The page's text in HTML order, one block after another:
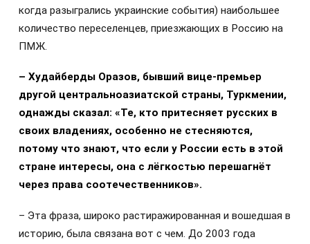
когда разыгрались украинские события) наибольшее
количество переселенцев, приезжающих в Россию на
ПМЖ.
– Худайберды Оразов, бывший вице-премьер
другой центральноазиатской страны, Туркмении,
однажды сказал: «Те, кто притесняет русских в
своих владениях, особенно не стесняются,
потому что знают, что если у России есть в этой
стране интересы, она с лёгкостью перешагнёт
через права соотечественников».
– Эта фраза, широко растиражированная и вошедшая в
историю, была связана вот с чем. До 2003 года